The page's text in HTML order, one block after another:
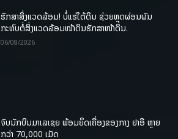
ຮັກສາສິ່ງແວດລ້ອມ! ບໍ່ແຮ່ໃຕ້ດິນ ຊ່ວຍຫຼຸດຜ່ອນຜົນ
ກະທົບຕໍ່ສິ່ງແວດລ້ອມໜ້າດິນຮັກສາໜ້າດິນ.
06/08/2026
ຈັບນັກບິນມາເລເຊຍ ພ້ອມຍຶດເຄື່ອງຂອງກາງ ຢາອີ ຫຼາຍ
ກວ່າ 70,000 ເມັດ